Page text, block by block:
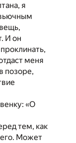
я
И он
меня
позоре,
«О
тем, как
его. Может